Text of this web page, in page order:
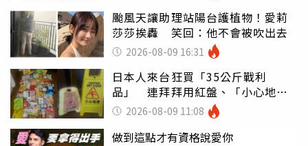
颱風天讓助理站陽台護植物！愛莉
莎莎挨轟 笑回：他不會被吹出去
2026-08-09 16:31
日本人來台狂買「35公斤戰利
品」 連拜拜用紅盤、「小心地
滑」告示牌也帶回家
2026-08-09 11:08
做到這點才有資格說愛你